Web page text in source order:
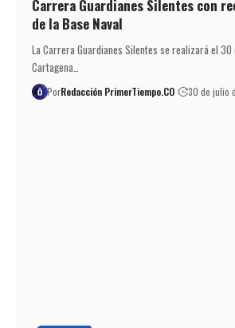
Carrera Guardianes Silentes con
de la Base Naval
La Carrera Guardianes Silentes se realizará el 30
Cartagena…
PorRedacción PrimerTiempo.CO 30 de julio